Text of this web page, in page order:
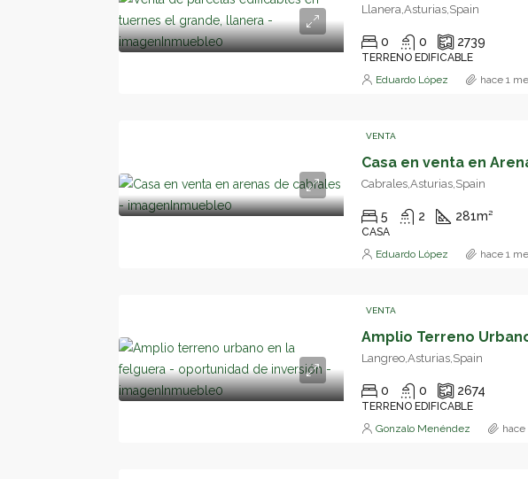
Llanera,Asturias,Spain
0 0 2739
TERRENO EDIFICABLE
Eduardo López hace 1
VENTA
Cabrales,Asturias,Spain
5 2 281m²
CASA
Eduardo López hace 1
VENTA
Langreo,Asturias,Spain
0 0 2674
TERRENO EDIFICABLE
Gonzalo Menéndez